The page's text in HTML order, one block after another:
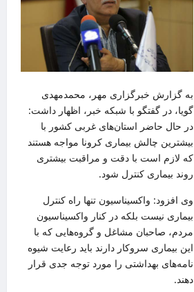
به گزارش خبرگزاری مهر ، محمدمهدی
گویا، در گفتگو با شبکه خبر، اظهار داشت:
در حال حاضر استان‌های غربی کشور با
بیشترین چالش بیماری کرونا مواجه هستند
که لازم است با دقت و مراقبت بیشتری
روند بیماری کنترل شود.
وی افزود: واکسیناسیون تنها راه کنترل
بیماری نیست بلکه در کنار واکسیناسیون
مردم، صاحبان مشاغل و گروه‌هایی که با
این بیماری سروکار دارند باید رعایت شیوه
نامه‌های بهداشتی را مورد توجه جدی قرار
دهند.